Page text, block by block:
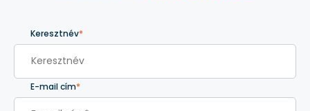
Keresztnév*
E-mail cím*